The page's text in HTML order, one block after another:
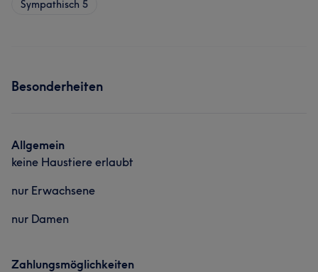
Sympathisch 5
Besonderheiten
Allgemein
keine Haustiere erlaubt
nur Erwachsene
nur Damen
Zahlungsmöglichkeiten